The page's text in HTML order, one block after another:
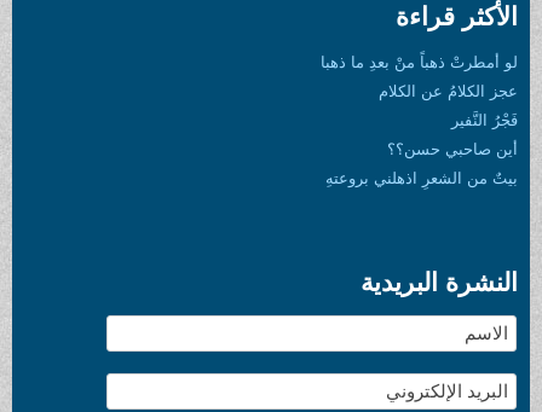
الأكثر قراءة
لو أمطرتْ ذهباً منْ بعدِ ما ذهبا
عجز الكلامُ عن الكلام
فَجْرُ النَّفير
أين صاحبي حسن؟؟
بيتٌ من الشعرِ اذهلني بروعتهِ
النشرة البريدية